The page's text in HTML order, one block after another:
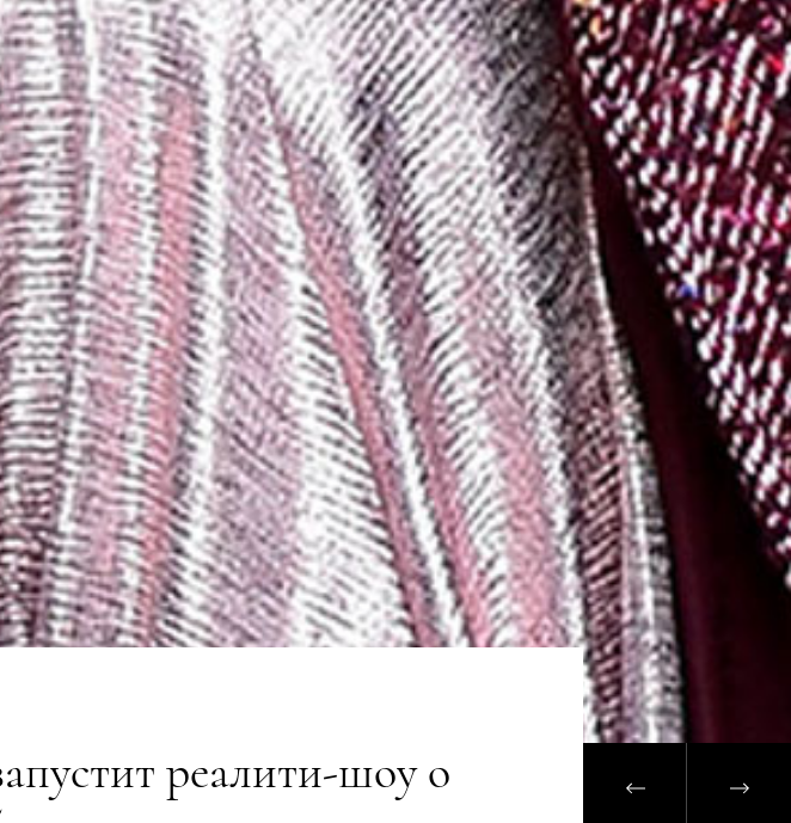
реалити-шоу о